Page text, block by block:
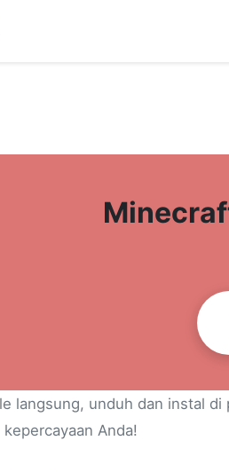
langsung, unduh dan instal
Anda!